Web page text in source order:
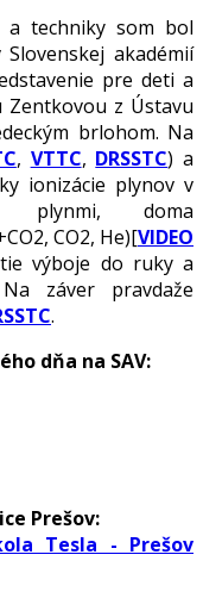
techniky som bol
akadémií
pre deti a
Zentkovou z Ústavu
brlohom. Na
, VTTC, DRSSTC) a
ionizácie plynov v
plynmi, doma
CO2, He)[VIDEO
výboje do ruky a
záver pravdaže
.
dňa na SAV:
Prešov:
Tesla - Prešov